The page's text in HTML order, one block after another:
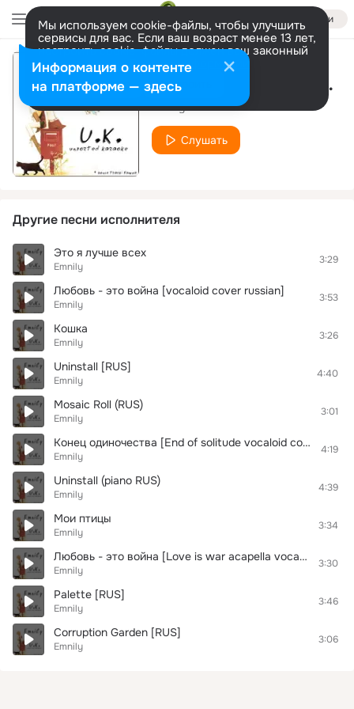
Войти
Мы используем cookie-файлы, чтобы улучшить
сервисы для вас. Если ваш возраст менее 13 лет,
настроить cookie-файлы должен ваш законный
представитель. Больше информации
Разрешить все Настроить Счастье своими руками
Emnily
Слушать
Другие песни исполнителя
Это я лучше всех
Emnily
3:29
Любовь - это война [vocaloid cover russian]
Emnily
3:53
Кошка
Emnily
3:26
Uninstall [RUS]
Emnily
4:40
Mosaic Roll (RUS)
Emnily
3:01
Конец одиночества [End of solitude vocaloid cover russian]
Emnily
4:19
Uninstall (piano RUS)
Emnily
4:39
Мои птицы
Emnily
3:34
Любовь - это война [Love is war acapella vocaloid cover russian]
Emnily
3:30
Palette [RUS]
Emnily
3:46
Corruption Garden [RUS]
Emnily
3:06
Информация о контенте
на платформе — здесь